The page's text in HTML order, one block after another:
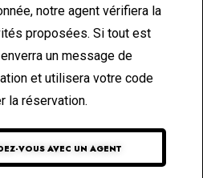
notre agent vérifiera la
proposées. Si tout est
un message de
et utilisera votre code
la réservation.
VOUS AVEC UN AGENT